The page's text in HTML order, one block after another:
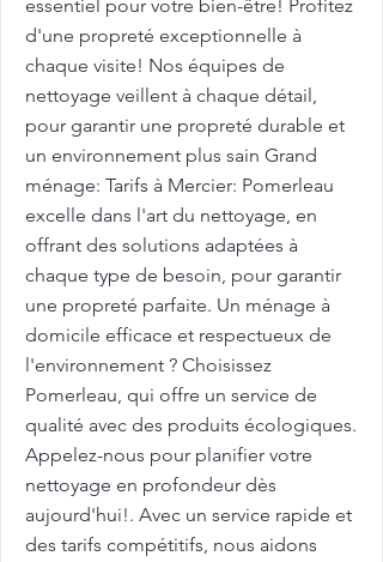
essentiel pour votre bien-être! Profitez
d'une propreté exceptionnelle à
chaque visite! Nos équipes de
nettoyage veillent à chaque détail,
pour garantir une propreté durable et
un environnement plus sain Grand
ménage: Tarifs à Mercier: Pomerleau
excelle dans l'art du nettoyage, en
offrant des solutions adaptées à
chaque type de besoin, pour garantir
une propreté parfaite. Un ménage à
domicile efficace et respectueux de
l'environnement ? Choisissez
Pomerleau, qui offre un service de
qualité avec des produits écologiques.
Appelez-nous pour planifier votre
nettoyage en profondeur dès
aujourd'hui!. Avec un service rapide et
des tarifs compétitifs, nous aidons